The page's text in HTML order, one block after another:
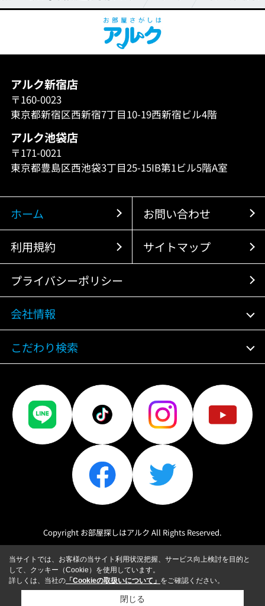
アルク新宿店
〒160-0023
東京都新宿区西新宿7丁目10-19西新宿ビル4階
アルク池袋店
〒171-0021
東京都豊島区西池袋3丁目25-15IB第1ビル5階A室
ホーム お問い合わせ
利用規約 サイトマップ
プライバシーポリシー
会社情報
こだわり検索
Copyright お部屋探しはアルク All Rights Reserved.
当サイトでは、お客様の当サイト利用状況把握、サービス向上検討を目的と
して、クッキー（Cookie）を使用しています。
詳しくは、当社の 「Cookieの取扱いについて」 をご確認ください。
閉じる